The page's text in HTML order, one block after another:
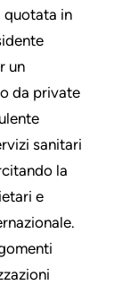
quotata in
un
da private
sanitari
la
e